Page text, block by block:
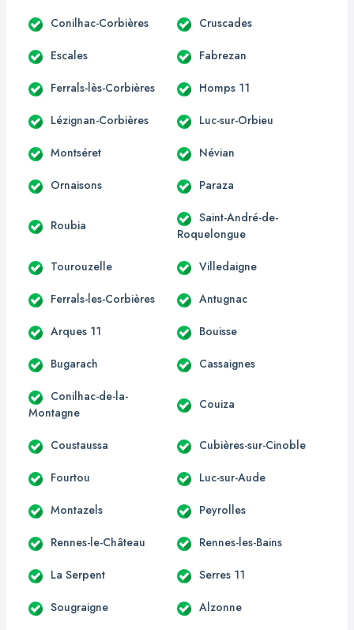
Conilhac-Corbières Cruscades
Escales Fabrezan
Ferrals-lès-Corbières Homps 11
Lézignan-Corbières Luc-sur-Orbieu
Montséret Névian
Ornaisons Paraza
Roubia
Saint-André-de-
Roquelongue
Tourouzelle Villedaigne
Ferrals-les-Corbières Antugnac
Arques 11 Bouisse
Bugarach Cassaignes
Conilhac-de-la-
Montagne
Couiza
Coustaussa Cubières-sur-Cinoble
Fourtou Luc-sur-Aude
Montazels Peyrolles
Rennes-le-Château Rennes-les-Bains
La Serpent Serres 11
Sougraigne Alzonne